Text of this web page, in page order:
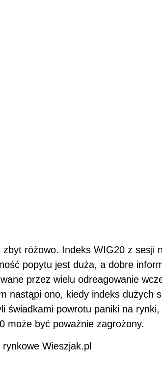
zbyt różowo. Indeks WIG20 z sesji
popytu jest duża, a dobre
przez wielu odreagowanie
nastąpi ono, kiedy indeks dużych
świadkami powrotu paniki na
może być poważnie zagrożony.
Wieszjak.pl